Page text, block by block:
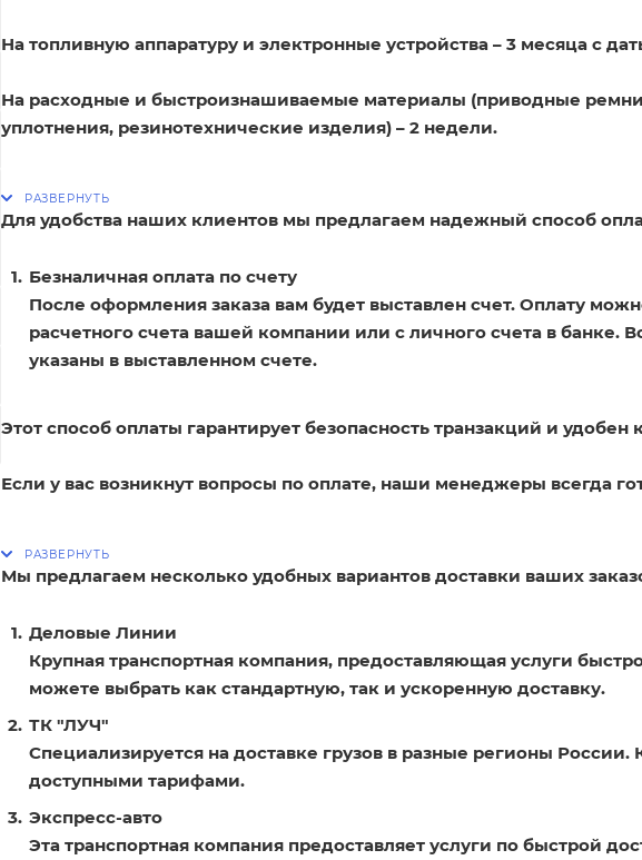
На топливную аппаратуру и электронные устройства – 3 месяца с
На расходные и быстроизнашиваемые материалы (приводные
уплотнения, резинотехнические изделия) – 2 недели.
Для удобства наших клиентов мы предлагаем надежный способ
Безналичная оплата по счету
После оформления заказа вам будет выставлен счет. Оплату
расчетного счета вашей компании или с личного счета в банке.
указаны в выставленном счете.
Этот способ оплаты гарантирует безопасность транзакций и
Если у вас возникнут вопросы по оплате, наши менеджеры всегда
Мы предлагаем несколько удобных вариантов доставки ваших
Деловые Линии
Крупная транспортная компания, предоставляющая услуги
можете выбрать как стандартную, так и ускоренную доставку.
ТК "ЛУЧ"
Специализируется на доставке грузов в разные регионы
доступными тарифами.
Экспресс-авто
Эта транспортная компания предоставляет услуги по быстрой